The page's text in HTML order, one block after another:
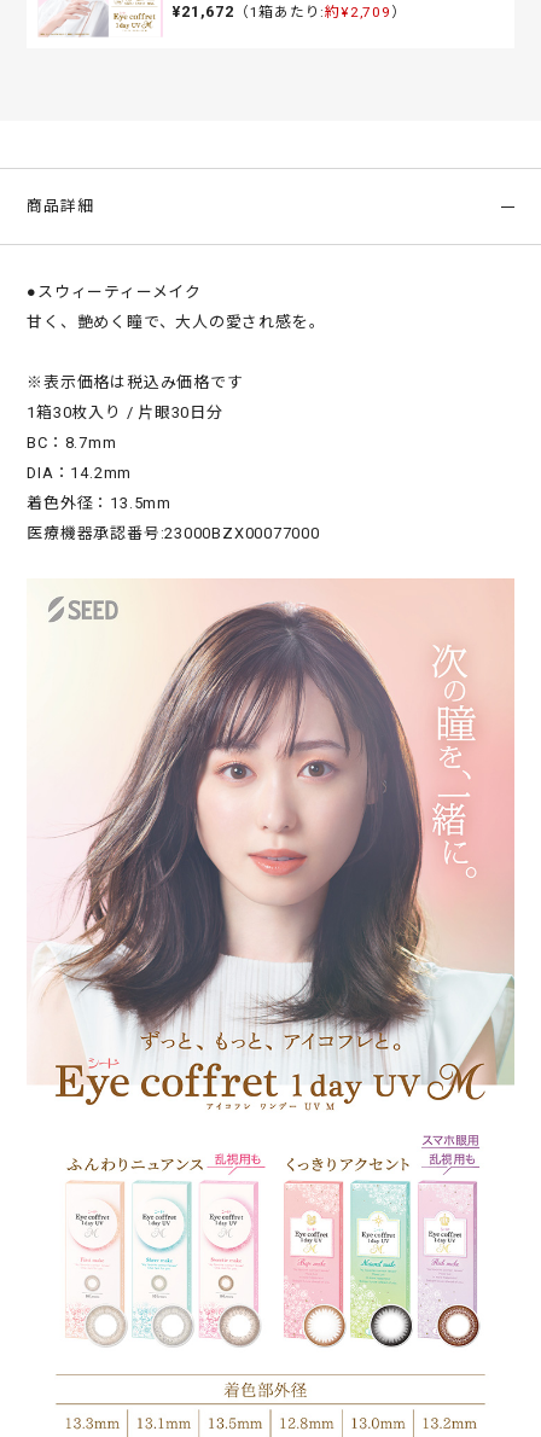
¥21,672 （1箱あたり:約¥2,709 ）
商品詳細
●スウィーティーメイク
甘く、艶めく瞳で、大人の愛され感を。
※表示価格は税込み価格です
1箱30枚入り / 片眼30日分
BC：8.7mm
DIA：14.2mm
着色外径：13.5mm
医療機器承認番号:23000BZX00077000